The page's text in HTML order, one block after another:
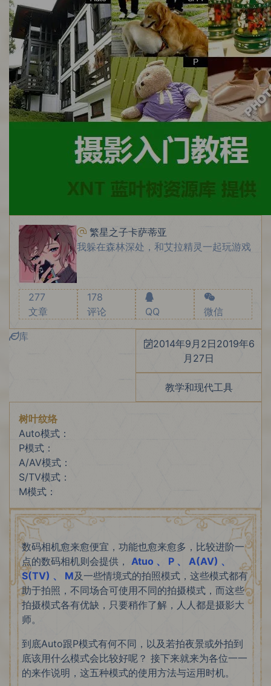
繁星之子卡萨蒂亚
我躲在森林深处，和艾拉精灵一起玩游戏
277
文章
178
评论
QQ 微信
库
2014年9月2日 2019年6
月27日
教学和现代工具
树叶纹络
Auto模式：
P模式：
A/AV模式：
S/TV模式：
M模式：
数码相机愈来愈便宜，功能也愈来愈多，比较进阶一
点的数码相机则会提供， Atuo 、 P 、 A(AV) 、
S(TV) 、 M及一些情境式的拍照模式，这些模式都有
助于拍照，不同场合可使用不同的拍摄模式，而这些
拍摄模式各有优缺，只要稍作了解，人人都是摄影大
师。
到底Auto跟P模式有何不同，以及若拍夜景或外拍到
底该用什么模式会比较好呢？ 接下来就来为各位一一
的来作说明，这五种模式的使用方法与运用时机。